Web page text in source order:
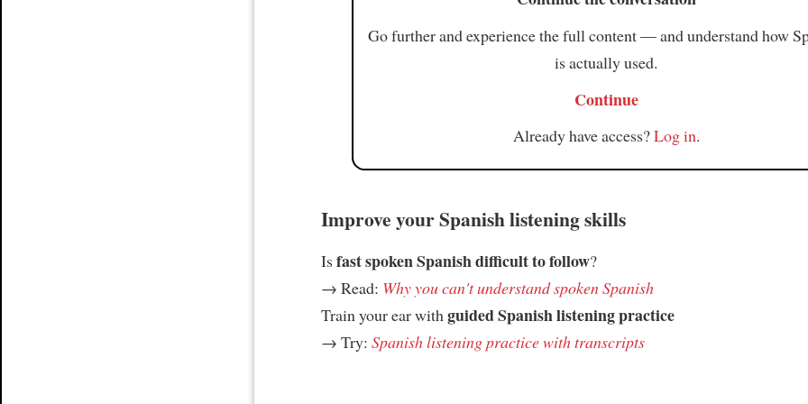
Go further and experience the full content — and understand how
is actually used.
Continue
Already have access?Log in.
Improve your Spanish listening skills
Isfast spoken Spanish difficult to follow?
→ Read: Why you can't understand spoken Spanish
Train your ear with guided Spanish listening practice
→ Try: Spanish listening practice with transcripts